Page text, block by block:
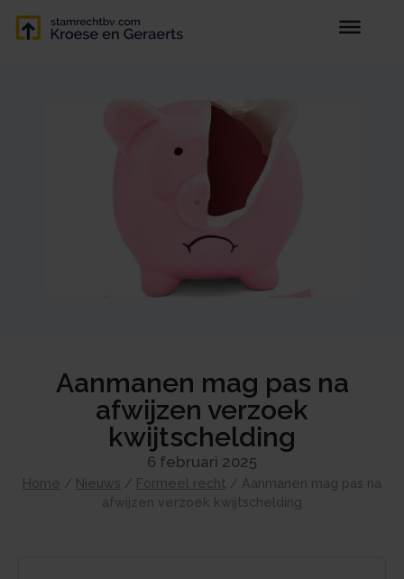
Aanmanen mag pas na
afwijzen verzoek
kwijtschelding
6 februari 2025
Home / Nieuws / Formeel recht / Aanmanen mag pas na
afwijzen verzoek kwijtschelding